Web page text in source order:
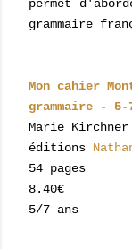
permet
grammaire
Mon cahier
grammaire - 5-
Marie Kirchner
éditions
54 pages
8.40€
5/7 ans